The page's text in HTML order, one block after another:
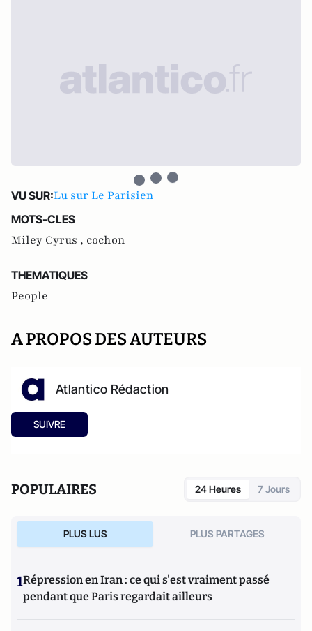
VU SUR:Lu sur Le Parisien
MOTS-CLES
Miley Cyrus , cochon
THEMATIQUES
People
A PROPOS DES AUTEURS
Atlantico Rédaction
SUIVRE
POPULAIRES 24 Heures 7 Jours
PLUS LUS PLUS PARTAGES
1Répression en Iran : ce qui s'est vraiment passé
pendant que Paris regardait ailleurs